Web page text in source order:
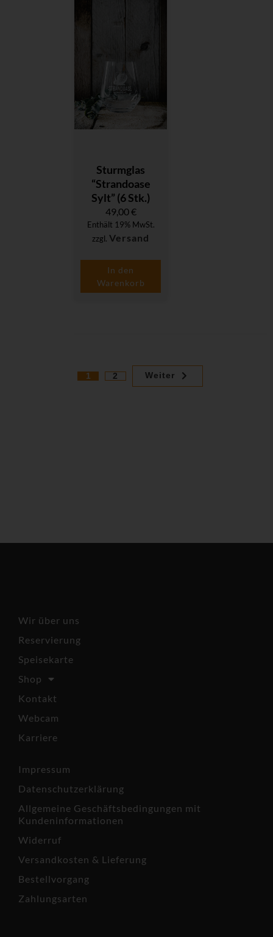
Sturmglas
“Strandoase
Sylt” (6 Stk.)
49,00€
Enthält 19% MwSt.
zzgl.Versand
In den
Warenkorb
1 2 Weiter
Wir über uns
Reservierung
Speisekarte
Shop
Kontakt
Webcam
Karriere
Impressum
Datenschutzerklärung
Allgemeine Geschäftsbedingungen mit
Kundeninformationen
Widerruf
Versandkosten & Lieferung
Bestellvorgang
Zahlungsarten